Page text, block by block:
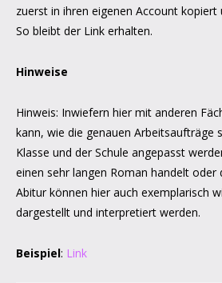
zuerst in ihren eigenen Account kopiert
So bleibt der Link erhalten.
Hinweise
Hinweis: Inwiefern hier mit anderen
kann, wie die genauen Arbeitsaufträge
Klasse und der Schule angepasst
einen sehr langen Roman handelt oder
Abitur können hier auch exemplarisch
dargestellt und interpretiert werden.
Beispiel: Link